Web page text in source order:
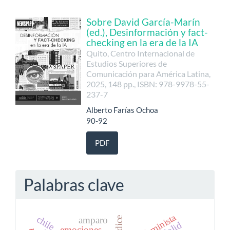
Sobre David García-Marín
(ed.), Desinformación y fact-
checking en la era de la IA
Quito, Centro Internacional de
Estudios Superiores de
Comunicación para América Latina,
2025, 148 pp., ISBN: 978-9978-55-
237-7
Alberto Farías Ochoa
90-92
PDF
Palabras clave
amparo
chile